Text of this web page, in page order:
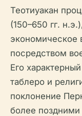
Теотиуакан
(150–650 гг.
экономическое
посредством
Его
таблеро и
поклонение
более